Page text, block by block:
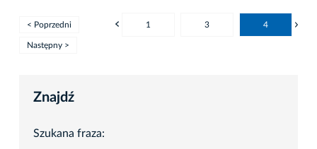
< Poprzedni 1 3 4
Następny >
Znajdź
Szukana fraza: